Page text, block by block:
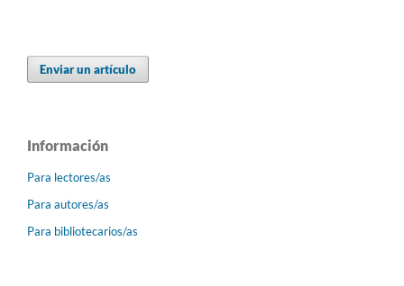
Enviar un artículo
Información
Para lectores/as
Para autores/as
Para bibliotecarios/as